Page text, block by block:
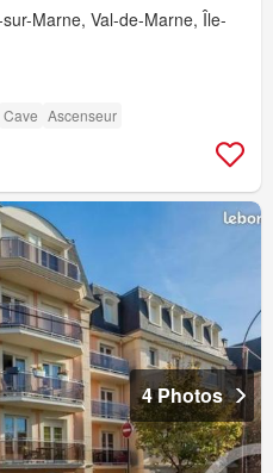
Marne, Val-de-Marne, Île-
Cave Ascenseur
4 Photos